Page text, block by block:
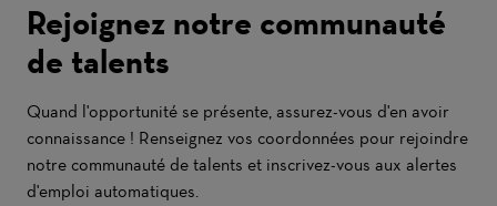
Rejoignez notre communauté
de talents
Quand l'opportunité se présente, assurez-vous d'en avoir
connaissance ! Renseignez vos coordonnées pour rejoindre
notre communauté de talents et inscrivez-vous aux alertes
d'emploi automatiques.